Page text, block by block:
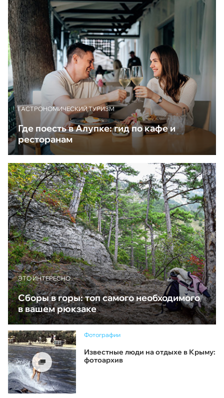
ГАСТРОНОМИЧЕСКИЙ ТУРИЗМ
Где поесть в Алупке: гид по кафе и
ресторанам
ЭТО ИНТЕРЕСНО
Сборы в горы: топ самого необходимого
в вашем рюкзаке
Фотографии
Известные люди на отдыхе в Крыму:
фотоархив